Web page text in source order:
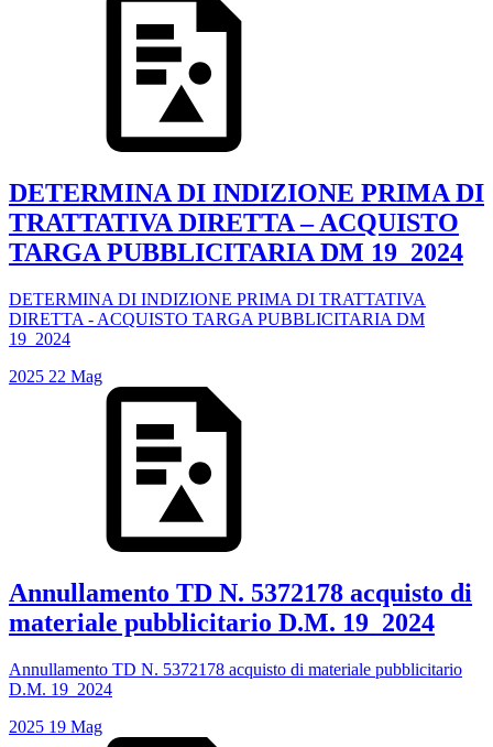
DETERMINA DI INDIZIONE PRIMA DI
TRATTATIVA DIRETTA – ACQUISTO
TARGA PUBBLICITARIA DM 19_2024
DETERMINA DI INDIZIONE PRIMA DI TRATTATIVA
DIRETTA - ACQUISTO TARGA PUBBLICITARIA DM
19_2024
2025 22 Mag
Annullamento TD N. 5372178 acquisto di
materiale pubblicitario D.M. 19_2024
Annullamento TD N. 5372178 acquisto di materiale pubblicitario
D.M. 19_2024
2025 19 Mag